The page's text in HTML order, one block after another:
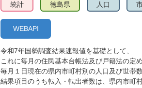
統計 徳島県 人口
WEBAPI
令和7年国勢調査結果速報値を基礎として、
これに毎月の住民基本台帳法及び戸籍法の定
毎月１日現在の県内市町村別の人口及び世帯
結果項目のうち転入・転出者数は、県内市町